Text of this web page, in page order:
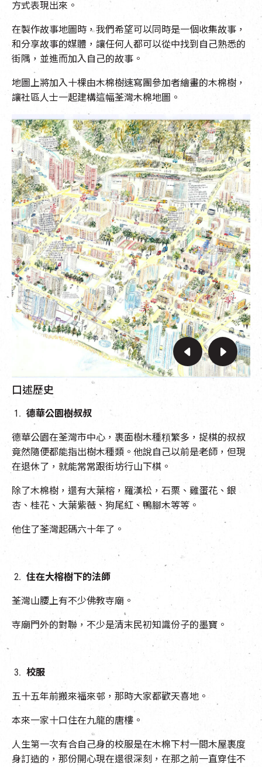
方式表現出來。
在製作故事地圖時，我們希望可以同時是一個收集故事，
和分享故事的媒體，讓任何人都可以從中找到自己熟悉的
街隅，並進而加入自己的故事。
地圖上將加入十棵由木棉樹速寫團參加者繪畫的木棉樹，
讓社區人士一起建構這幅荃灣木棉地圖。
口述歷史
德華公園樹叔叔
德華公園在荃灣市中心，裹面樹木種頪繁多，捉棋的叔叔
竟然隨便都能指出樹木種類。他說自己以前是老師，但現
在退休了，就能常常跟街坊行山下棋。
除了木棉樹，還有大葉榕，羅漢松，石栗、雞蛋花、銀
杏、桂花、大葉紫薇、狗尾紅、鴨腳木等等。
他住了荃灣起碼六十年了。
住在大榕樹下的法師
荃灣山腰上有不少佛教寺廟。
寺廟門外的對聯，不少是清末民初知識份子的墨寶。
校服
五十五年前搬來福來邨，那時大家都歡天喜地。
本來一家十口住在九龍的唐樓。
人生第一次有合自己身的校服是在木棉下村一間木屋裹度
身訂造的，那份開心現在還很深刻，在那之前一直穿住不